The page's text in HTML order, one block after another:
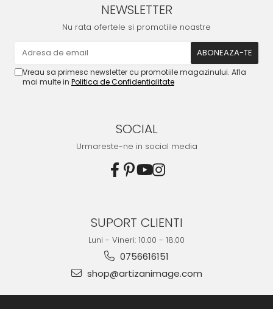
NEWSLETTER
Nu rata ofertele si promotiile noastre
Vreau sa primesc newsletter cu promotiile magazinului. Afla
mai multe in Politica de Confidentialitate
SOCIAL
Urmareste-ne in social media
SUPORT CLIENTI
Luni - Vineri: 10.00 - 18.00
0756616151
shop@artizanimage.com